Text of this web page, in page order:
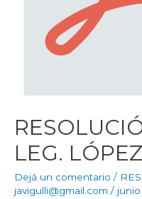
LEG.
Dejá un comentario /
javigulli@gmail.com /